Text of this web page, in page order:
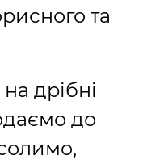
та
дрібні
до